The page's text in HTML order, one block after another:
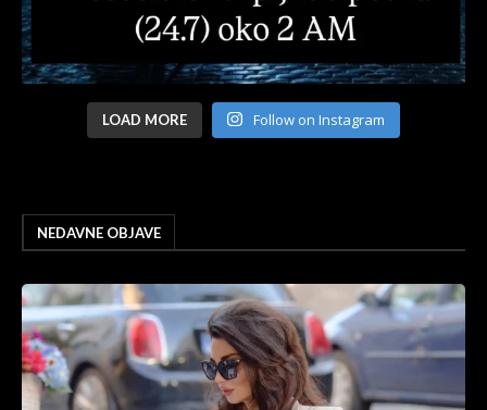
LOAD MORE Follow on Instagram
NEDAVNE OBJAVE